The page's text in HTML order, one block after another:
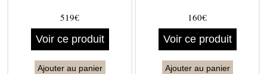
519€
Voir ce produit
Ajouter au panier
160€
Voir ce produit
Ajouter au panier